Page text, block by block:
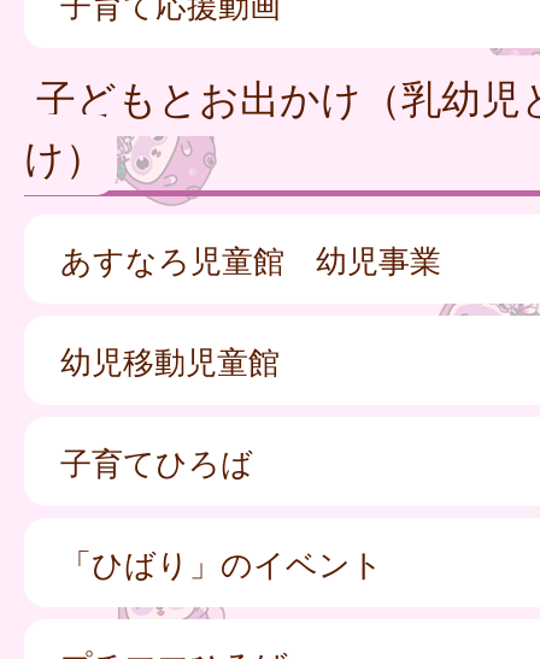
子どもとお出かけ（乳幼児
け）
あすなろ児童館 幼児事業
幼児移動児童館
子育てひろば
「ひばり」のイベント